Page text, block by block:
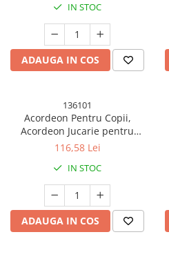
Muzical pentru Copii, 18 x 17
x 10 cm, Rosu
IN STOC
ADAUGA IN COS
136101
Acordeon Pentru Copii,
Acordeon Jucarie pentru
Educatie Timpurie, 7 butoane
Muzical pentru Copii, 18 x 17
x 10 cm, Verde
116,58 Lei
IN STOC
ADAUGA IN COS